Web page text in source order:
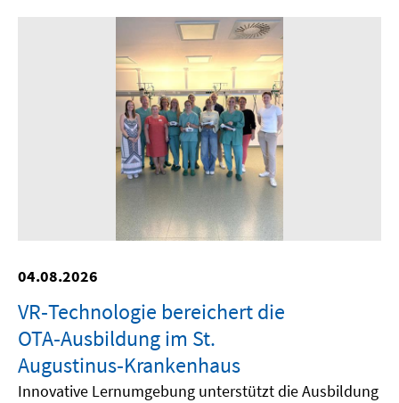
04.08.2026
VR‑Technologie bereichert die
OTA‑Ausbildung im St.
Augustinus‑Krankenhaus
Innovative Lernumgebung unterstützt die Ausbildung